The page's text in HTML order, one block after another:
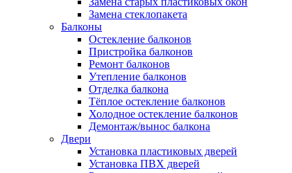
Замена стеклопакета
Балконы
Остекление балконов
Пристройка балконов
Ремонт балконов
Утепление балконов
Отделка балкона
Тёплое остекление балконов
Холодное остекление балконов
Демонтаж/вынос балкона
Двери
Установка пластиковых дверей
Установка ПВХ дверей